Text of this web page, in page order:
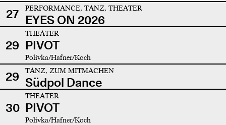
27 PERFORMANCE, TANZ, THEATER
EYES ON 2026
29
THEATER
PIVOT
Polivka/Hafner/Koch
29 TANZ, ZUM MITMACHEN
Südpol Dance
30
THEATER
PIVOT
Polivka/Hafner/Koch